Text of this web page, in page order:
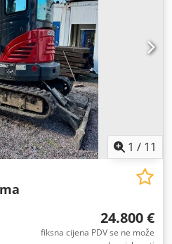
1 / 11
24.800 €
fiksna cijena PDV se ne može